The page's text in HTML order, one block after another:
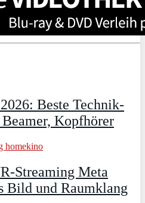
Beste Technik-
Kopfhörer
Meta
Bild und Raumklang